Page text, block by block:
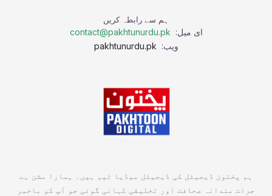
ہم سے رابطہ کریں
ای میل: contact@pakhtunurdu.pk
ویب:
ہم پختون ڈیجیٹل کی ڈیجیٹل میڈیا ٹیم ہیں۔ ہمارا مشن ہے
جرات مندانہ صحافت اور تخلیقی کہانی گوئی جو آپ کو باخبر